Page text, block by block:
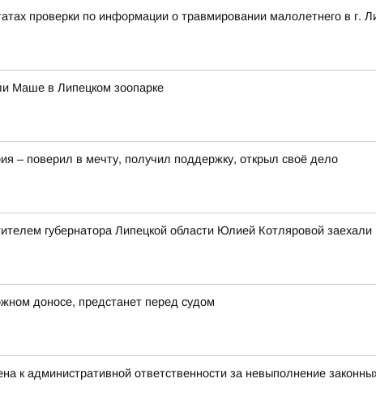
проверки по информации о травмировании малолетнего в г.
Маше в Липецком зоопарке
– поверил в мечту, получил поддержку, открыл своё дело
губернатора Липецкой области Юлией Котляровой
доносе, предстанет перед судом
к административной ответственности за невыполнение